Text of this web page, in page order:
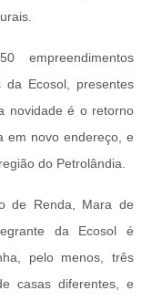
empreendimentos
da Ecosol, presentes
novidade é o retorno
em novo endereço, e
do Petrolândia.
de Renda, Mara de
da Ecosol é
pelo menos, três
casas diferentes, e